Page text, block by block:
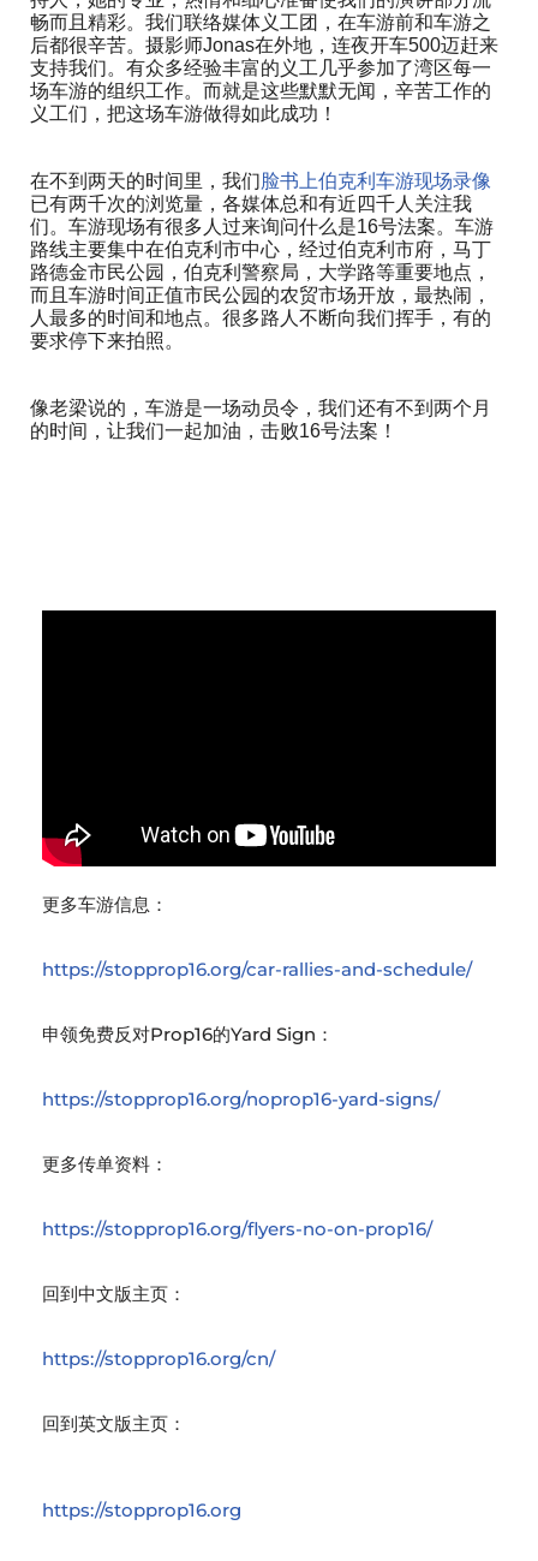
畅而且精彩。我们联络媒体义工团，在车游前和车游之
后都很辛苦。摄影师Jonas在外地，连夜开车500迈赶来
支持我们。有众多经验丰富的义工几乎参加了湾区每一
场车游的组织工作。而就是这些默默无闻，辛苦工作的
义工们，把这场车游做得如此成功！
在不到两天的时间里，我们 脸书上伯克利车游现场录像
已有两千次的浏览量，各媒体总和有近四千人关注我
们。车游现场有很多人过来询问什么是16号法案。车游
路线主要集中在伯克利市中心，经过伯克利市府，马丁
路德金市民公园，伯克利警察局，大学路等重要地点，
而且车游时间正值市民公园的农贸市场开放，最热闹，
人最多的时间和地点。很多路人不断向我们挥手，有的
要求停下来拍照。
像老梁说的，车游是一场动员令，我们还有不到两个月
的时间，让我们一起加油，击败16号法案！
更多车游信息：
https://stopprop16.org/car-rallies-and-schedule/
申领免费反对Prop16的Yard Sign：
https://stopprop16.org/noprop16-yard-signs/
更多传单资料：
https://stopprop16.org/flyers-no-on-prop16/
回到中文版主页：
https://stopprop16.org/cn/
回到英文版主页：
https://stopprop16.org